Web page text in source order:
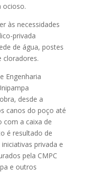
ocioso.
às necessidades
privada
de água, postes
cloradores.
Engenharia
desde a
canos do poço até
com a caixa de
é resultado de
privada e
pela CMPC
e outros